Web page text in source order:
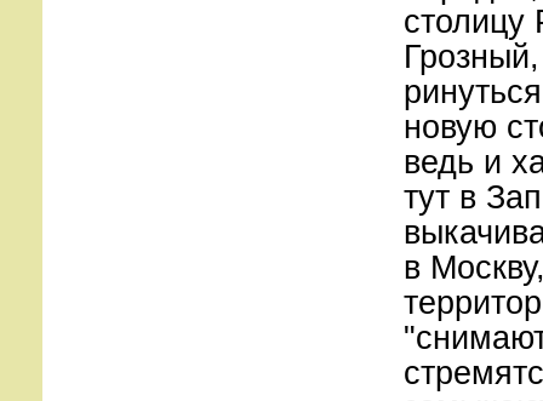
столицу
новую
ведь и
тут в
в